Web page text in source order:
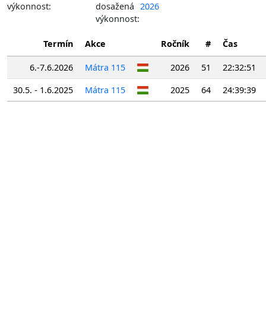
výkonnost:
dosažená
výkonnost:
2026
Termín Akce Ročník # Čas
6.-7.6.2026 Mátra 115 2026 51
22:32:51
30.5. - 1.6.2025
Mátra 115 2025 64 24:39:39